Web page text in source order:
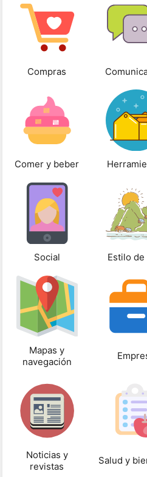
Compras
Comer y beber
Social Estilo de
Mapas y
navegación
Noticias y
revistas
Salud y